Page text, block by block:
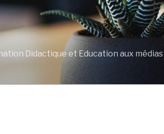
Didactique et Education aux médias